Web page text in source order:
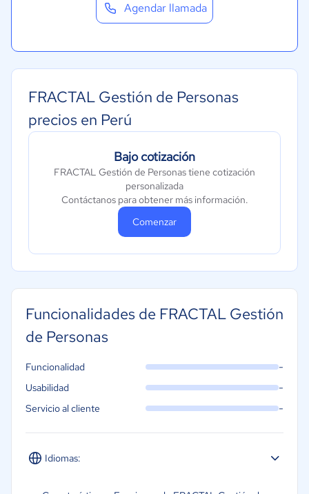
Transporte y logística
Marketing y Comunicación
Automotriz
Tecnología
Metales y Minería
Recursos Humanos
Agendar llamada
FRACTAL Gestión de Personas
precios en Perú
Bajo cotización
FRACTAL Gestión de Personas tiene cotización
personalizada
Contáctanos para obtener más información.
Comenzar
Funcionalidades de FRACTAL Gestión
de Personas
Idiomas:
Español
Funcionalidad -
Usabilidad -
Servicio al cliente -